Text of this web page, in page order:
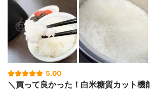
5.00
＼買って良かった！白米糖質カット機